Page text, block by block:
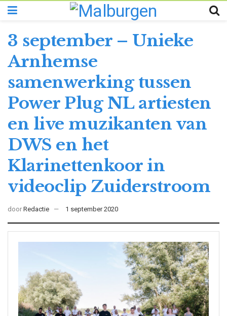
3 september – Unieke
Arnhemse
samenwerking tussen
Power Plug NL artiesten
en live muzikanten van
DWS en het
Klarinettenkoor in
videoclip Zuiderstroom
door Redactie 1 september 2020